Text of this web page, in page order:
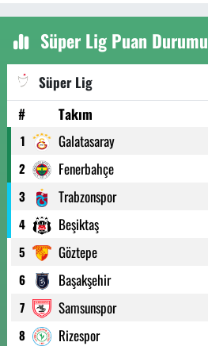
Süper Lig Puan Durumu
Süper Lig
#
Takım
1 Galatasaray
2 Fenerbahçe
3 Trabzonspor
4 Beşiktaş
5 Göztepe
6 Başakşehir
7 Samsunspor
8 Rizespor